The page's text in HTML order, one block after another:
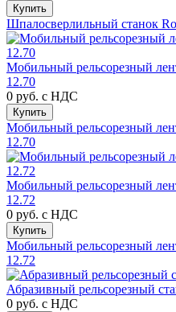
Купить
Шпалосверлильный станок
Мобильный рельсорезный
12.70
0 руб. с НДС
Купить
Мобильный рельсорезный
12.70
Мобильный рельсорезный
12.72
0 руб. с НДС
Купить
Мобильный рельсорезный
12.72
Абразивный рельсорезный
0 руб. с НДС